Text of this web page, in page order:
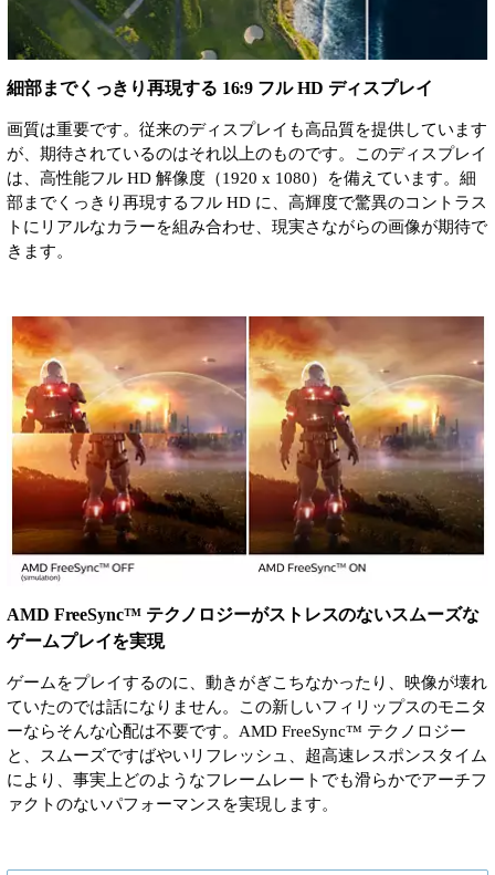
細部までくっきり再現する 16:9 フル HD ディスプレイ
画質は重要です。従来のディスプレイも高品質を提供しています
が、期待されているのはそれ以上のものです。このディスプレイ
は、高性能フル HD 解像度（1920 x 1080）を備えています。細
部までくっきり再現するフル HD に、高輝度で驚異のコントラス
トにリアルなカラーを組み合わせ、現実さながらの画像が期待で
きます。
AMD FreeSync™ テクノロジーがストレスのないスムーズな
ゲームプレイを実現
ゲームをプレイするのに、動きがぎこちなかったり、映像が壊れ
ていたのでは話になりません。この新しいフィリップスのモニタ
ーならそんな心配は不要です。AMD FreeSync™ テクノロジー
と、スムーズですばやいリフレッシュ、超高速レスポンスタイム
により、事実上どのようなフレームレートでも滑らかでアーチフ
ァクトのないパフォーマンスを実現します。